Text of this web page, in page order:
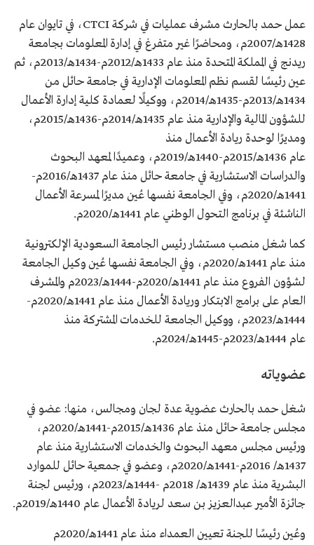
عمل حمد بالحارث مشرف عمليات في شركة CTCI، في تايوان عام
1428هـ/2007م، ومحاضرًا غير متفرغ في إدارة المعلومات بجامعة
ريدنج في المملكة المتحدة منذ عام 1433هـ/2012م-1434هـ/2013م، ثم
عين رئيسًا لقسم نظم المعلومات الإدارية في جامعة حائل من
1434هـ/2013م-1435هـ/2014م، ووكيلًا لعمادة كلية إدارة الأعمال
للشؤون المالية والإدارية منذ عام 1435هـ/2014م-1436هـ/2015م،
ومديرًا لوحدة ريادة الأعمال منذ
عام 1436هـ/2015م-1440هـ/2019م، وعميدًا لمعهد البحوث
والدراسات الاستشارية في جامعة حائل منذ عام 1437هـ/2016م-
1441هـ/2020م، وفي الجامعة نفسها عُين مديرًا لمسرعة الأعمال
الناشئة في برنامج التحول الوطني عام 1441هـ/2020م.
كما شغل منصب مستشار رئيس الجامعة السعودية الإلكترونية
منذ عام 1441هـ/2020م، وفي الجامعة نفسها عُين وكيل الجامعة
لشؤون الفروع منذ عام 1441هـ/2020م-1444هـ/2023م والمشرف
العام على برامج الابتكار وريادة الأعمال منذ عام 1441هـ/2020م-
1444هـ/2023م، ووكيل الجامعة للخدمات المشتركة منذ
عام 1444هـ/2023م-1445هـ/2024م.
عضوياته
شغل حمد بالحارث عضوية عدة لجان ومجالس، منها: عضو في
مجلس جامعة حائل منذ عام 1436هـ/2015م-1441هـ/2020م،
ورئيس مجلس معهد البحوث والخدمات الاستشارية منذ عام
1437هـ/ 2016م-1441هـ/2020م، وعضو في جمعية حائل للموارد
البشرية منذ عام 1439هـ/ 2018م -1444هـ/2023م، ورئيس لجنة
جائزة الأمير عبدالعزيز بن سعد لريادة الأعمال عام 1440هـ/2019م.
وعُين رئيسًا للجنة تعيين العمداء منذ عام 1441هـ/2020م